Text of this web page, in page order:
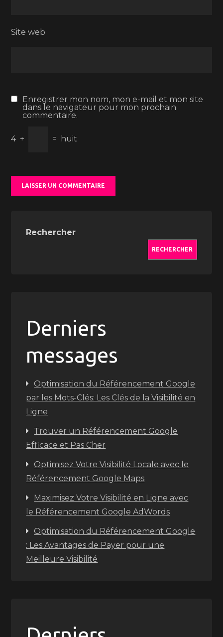
Site web
Enregistrer mon nom, mon e-mail et mon site
dans le navigateur pour mon prochain
commentaire.
4 + = huit
Rechercher
RECHERCHER
Derniers
messages
Optimisation du Référencement Google
par les Mots-Clés: Les Clés de la Visibilité en
Ligne
Trouver un Référencement Google
Efficace et Pas Cher
Optimisez Votre Visibilité Locale avec le
Référencement Google Maps
Maximisez Votre Visibilité en Ligne avec
le Référencement Google AdWords
Optimisation du Référencement Google
: Les Avantages de Payer pour une
Meilleure Visibilité